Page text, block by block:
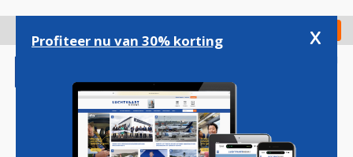
gaan
Check in
Profiteer nu van 30% korting x